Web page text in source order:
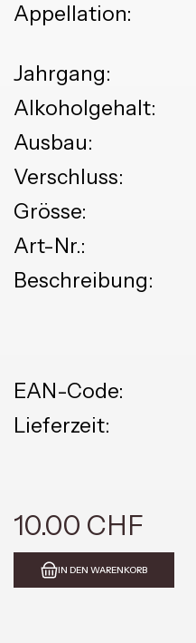
Appellation:
Jahrgang:
Alkoholgehalt:
Ausbau:
Verschluss:
Grösse:
Art-Nr.:
Beschreibung:
EAN-Code:
Lieferzeit:
10.00 CHF
IN DEN WARENKORB